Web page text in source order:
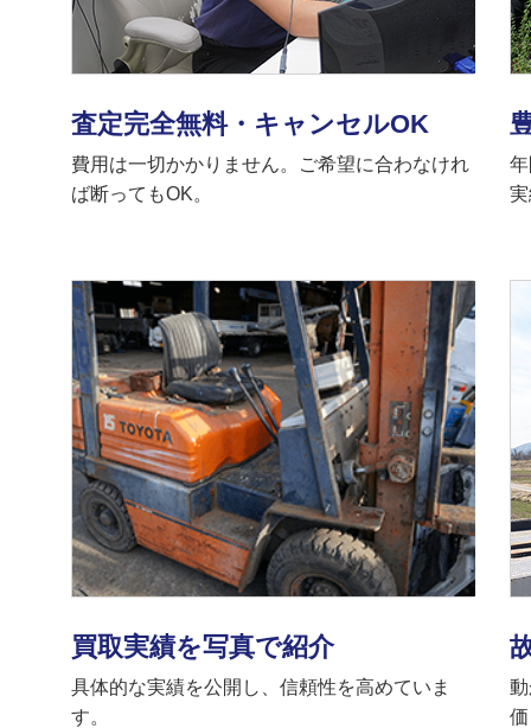
査定完全無料・キャンセルOK
費用は一切かかりません。ご希望に合わなけれ
ば断ってもOK。
買取実績を写真で紹介
具体的な実績を公開し、信頼性を高めていま
す。